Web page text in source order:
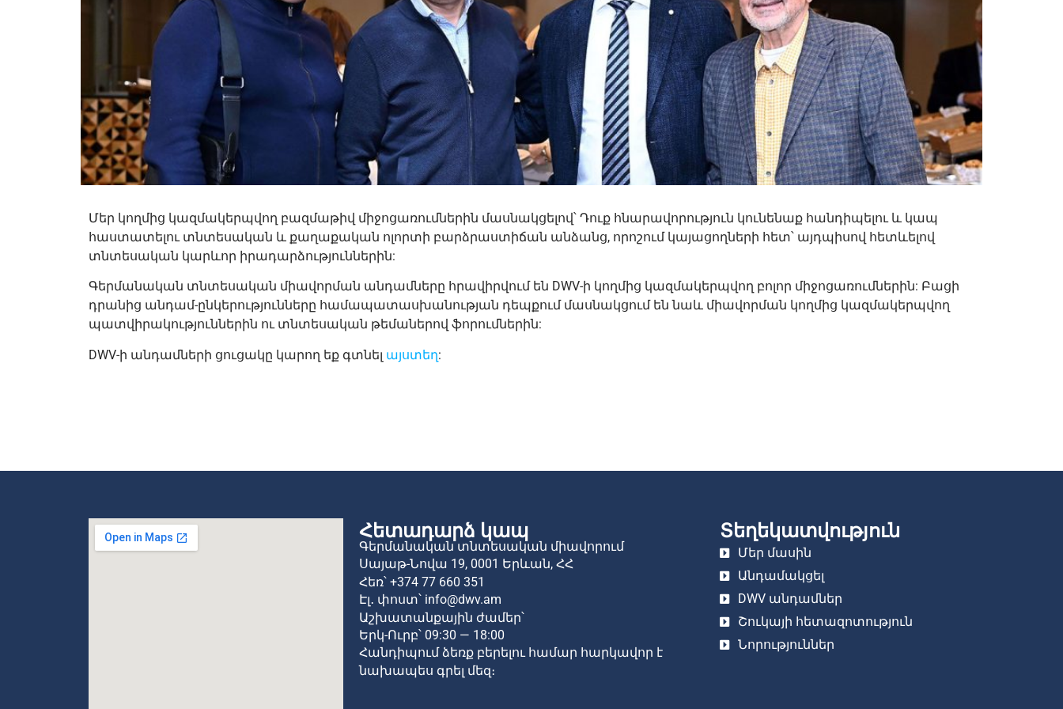
Մեր կողմից կազմակերպվող բազմաթիվ միջոցառումներին մասնակցելով՝ Դուք հնարավորություն կունենաք հանդիպելու և կապ
հաստատելու տնտեսական և քաղաքական ոլորտի բարձրաստիճան անձանց, որոշում կայացողների հետ՝ այդպիսով հետևելով
տնտեսական կարևոր իրադարձություններին:
Գերմանական տնտեսական միավորման անդամները հրավիրվում են DWV-ի կողմից կազմակերպվող բոլոր միջոցառումներին: Բացի
դրանից անդամ-ընկերությունները համապատասխանության դեպքում մասնակցում են նաև միավորման կողմից կազմակերպվող
պատվիրակություններին ու տնտեսական թեմաներով ֆորումներին:
DWV-ի անդամների ցուցակը կարող եք գտնել այստեղ:
Հետադարձ կապ
Գերմանական տնտեսական միավորում
Սայաթ-Նովա 19, 0001 Երևան, ՀՀ
Հեռ՝ +374 77 660 351
Էլ․ փոստ՝ info@dwv.am
Աշխատանքային ժամեր՝
Երկ-Ուրբ՝ 09:30 — 18:00
Հանդիպում ձեռք բերելու համար հարկավոր է
նախապես գրել մեզ։
Տեղեկատվություն
Մեր մասին
Անդամակցել
DWV անդամներ
Շուկայի հետազոտություն
Նորություններ